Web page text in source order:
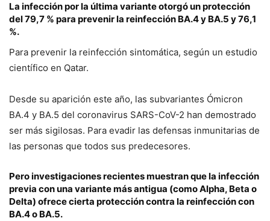
La infección por la última variante otorgó un protección
del 79,7 % para prevenir la reinfección BA.4 y BA.5 y 76,1
%.
Para prevenir la reinfección sintomática, según un estudio
científico en Qatar.
Desde su aparición este año, las subvariantes Ómicron
BA.4 y BA.5 del coronavirus SARS-CoV-2 han demostrado
ser más sigilosas. Para evadir las defensas inmunitarias de
las personas que todos sus predecesores.
Pero investigaciones recientes muestran que la infección
previa con una variante más antigua (como Alpha, Beta o
Delta) ofrece cierta protección contra la reinfección con
BA.4 o BA.5.